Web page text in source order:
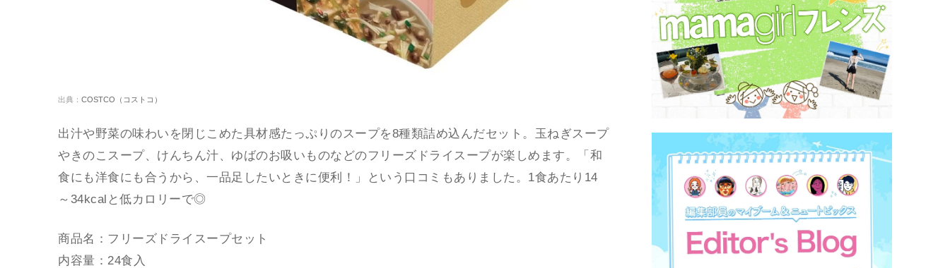
出典： COSTCO（コストコ）
出汁や野菜の味わいを閉じこめた具材感たっぷりのスープを8種類詰め込んだセット。玉ねぎスープ
やきのこスープ、けんちん汁、ゆばのお吸いものなどのフリーズドライスープが楽しめます。「和
食にも洋食にも合うから、一品足したいときに便利！」という口コミもありました。1食あたり14
～34kcalと低カロリーで◎
商品名：フリーズドライスープセット
内容量：24食入